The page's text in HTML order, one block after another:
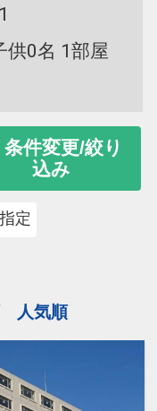
供0名 1部屋
条件変更/絞り
込み
定
人気順